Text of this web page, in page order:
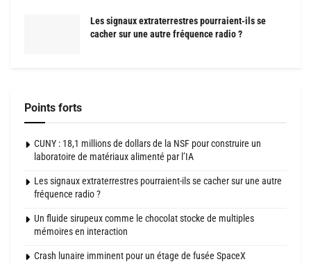
Les signaux extraterrestres pourraient-ils se
cacher sur une autre fréquence radio ?
Points forts
CUNY : 18,1 millions de dollars de la NSF pour construire un
laboratoire de matériaux alimenté par l’IA
Les signaux extraterrestres pourraient-ils se cacher sur une autre
fréquence radio ?
Un fluide sirupeux comme le chocolat stocke de multiples
mémoires en interaction
Crash lunaire imminent pour un étage de fusée SpaceX